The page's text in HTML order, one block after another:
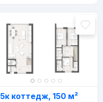
5к коттедж, 150 м²